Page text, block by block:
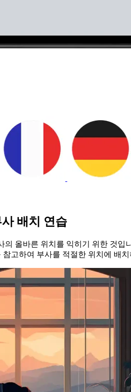
배치 연습
의 올바른 위치를 익히기 위한 것입
고하여 부사를 적절한 위치에 배